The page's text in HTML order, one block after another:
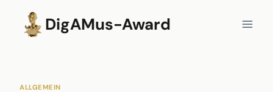
springen
DigAMus-Award
ALLGEMEIN